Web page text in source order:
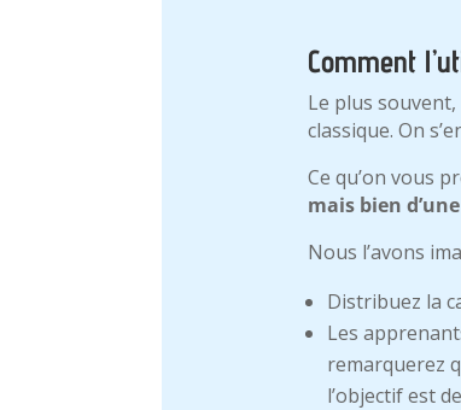
Comment
Le plus
classique. On
Ce qu’on vous
mais bien
Nous l’avons
Distribuez la
Les
remarquerez
l’objectif est